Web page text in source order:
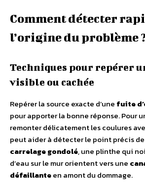
Comment détecter
l’origine du problème
Techniques pour repérer
visible ou cachée
Repérer la source exacte d’une fuite
pour apporter la bonne réponse. Pour
remonter délicatement les coulures
peut aider à détecter le point précis
carrelage gondolé, une plinthe qui
d’eau sur le mur orientent vers une
défaillanteen amont du dommage.